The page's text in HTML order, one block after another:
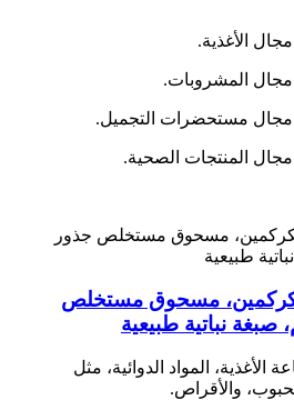
مسحوق مستخلص
صبغة نباتية طبيعية
الأغذية، المواد الدوائية، مثل
والأقراص.